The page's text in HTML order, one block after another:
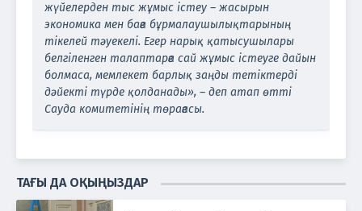
жүйелерден тыс жұмыс істеу – жасырын
экономика мен баға бұрмалаушылықтарының
тікелей тәуекелі. Егер нарық қатысушылары
белгіленген талаптарға сай жұмыс істеуге дайын
болмаса, мемлекет барлық заңды тетіктерді
дәйекті түрде қолданады», – деп атап өтті
Сауда комитетінің төрағасы.
ТАҒЫ ДА ОҚЫҢЫЗДАР